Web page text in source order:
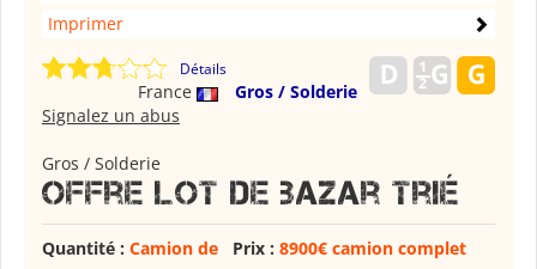
Imprimer
Détails
France
Gros / Solderie
Signalez un abus
Gros / Solderie
Offre lot de bazar trié
Quantité : Camion de Prix : 8900€ camion complet